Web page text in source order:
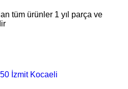
tüm ürünler 1 yıl parça ve
İzmit Kocaeli